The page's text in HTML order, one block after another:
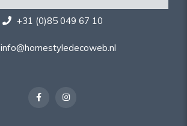
+31 (0)85 049 67 10
info@homestyledecoweb.nl